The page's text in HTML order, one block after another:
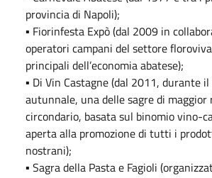
provincia di Napoli);
▪ Fiorinfesta Expò (dal 2009 in
operatori campani del settore
principali dell’economia abatese);
▪ Di Vin Castagne (dal 2011, durante
autunnale, una delle sagre di maggior
circondario, basata sul binomio vino-
aperta alla promozione di tutti i
nostrani);
▪ Sagra della Pasta e Fagioli